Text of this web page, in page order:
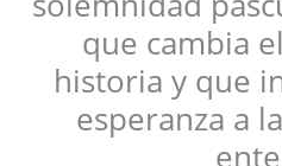
que cambia
historia y que
esperanza a